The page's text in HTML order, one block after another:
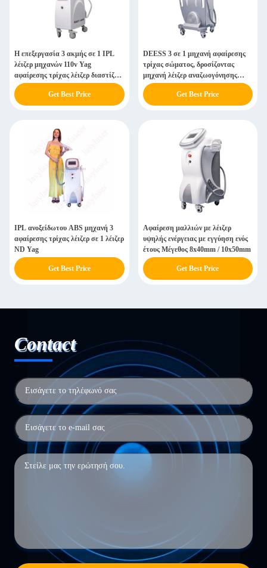
Η επεξεργασία 3 ακμής σε 1 IPL
λέιζερ μηχανών 110v Yag
αφαίρεσης τρίχας λέιζερ διαστίζει
την αφαίρεση
Get Best Price
DEESS 3 σε 1 μηχανή αφαίρεσης
τρίχας σώματος, δροσίζοντας
μηχανή λέιζερ αναζωογόνησης
δερμάτων πάγου
Get Best Price
IPL ανοξείδωτου ABS μηχανή 3
αφαίρεσης τρίχας λέιζερ σε 1 λέιζερ
ND Yag
Get Best Price
Αφαίρεση μαλλιών με λέιζερ
υψηλής ενέργειας με εγγύηση ενός
έτους Μέγεθος 8x40mm / 10x50mm
Get Best Price
Contact